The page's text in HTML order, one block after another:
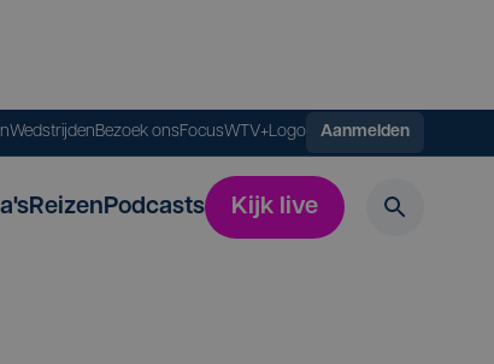
WedstrijdenBezoek onsFocusWTV+Logo Aanmelden
ReizenPodcasts Kijk live